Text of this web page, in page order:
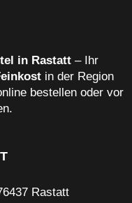
in Rastatt – Ihr
in der Region
bestellen oder vor
Rastatt